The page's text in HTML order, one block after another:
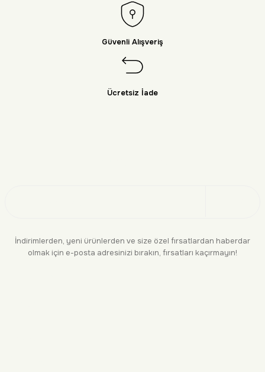
Güvenli Alışveriş
Ücretsiz İade
İndirimlerden, yeni ürünlerden ve size özel fırsatlardan haberdar
olmak için e-posta adresinizi bırakın, fırsatları kaçırmayın!